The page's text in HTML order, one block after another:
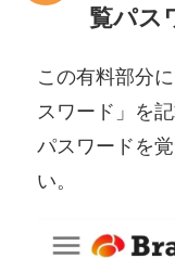
覧パス
この有料部分
スワード」を
パスワードを
い。